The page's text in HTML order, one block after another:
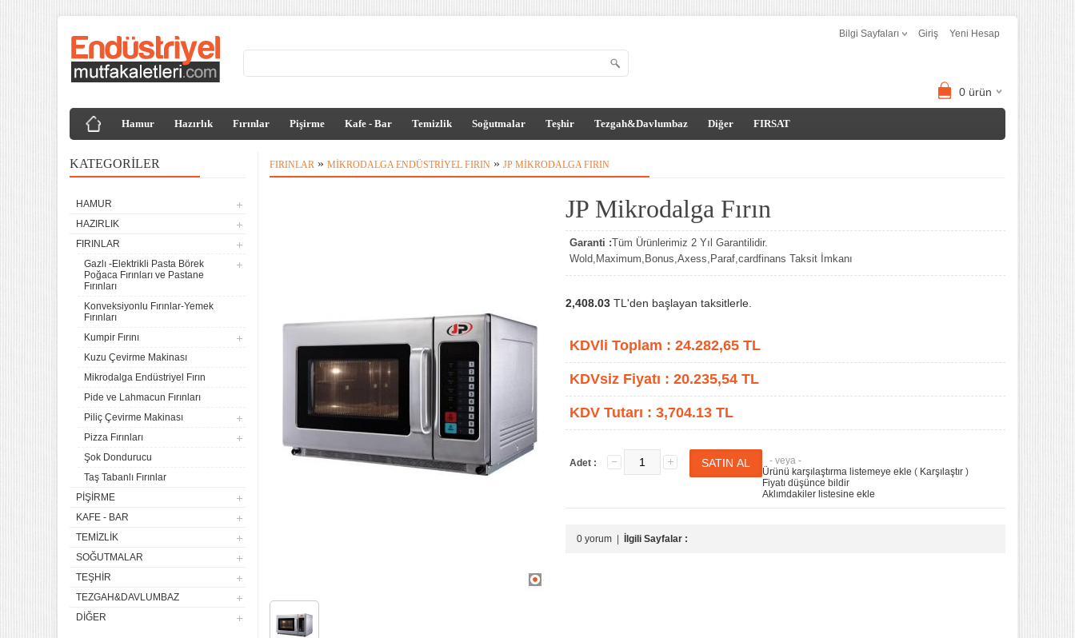
Bilgi Sayfaları Giriş Yeni Hesap
0 ürün
Hamur Hazırlık Fırınlar Pişirme Kafe - Bar Temizlik Soğutmalar Teşhir Tezgah&Davlumbaz Diğer FIRSAT
KATEGORILER
HAMUR
HAZIRLIK
FIRINLAR
Gazlı -Elektrikli Pasta Börek
Poğaca Fırınları ve Pastane
Fırınları
Konveksiyonlu Fırınlar-Yemek
Fırınları
Kumpir Fırını
Kuzu Çevirme Makinası
Mikrodalga Endüstriyel Fırın
Pide ve Lahmacun Fırınları
Piliç Çevirme Makinası
Pizza Fırınları
Şok Dondurucu
Taş Tabanlı Fırınlar
PIŞIRME
KAFE - BAR
TEMIZLIK
SOĞUTMALAR
TEŞHIR
TEZGAH&DAVLUMBAZ
DIĞER
FIRINLAR » MIKRODALGA ENDÜSTRIYEL FIRIN » JP MIKRODALGA FIRIN
JP Mikrodalga Fırın
Garanti :Tüm Ürünlerimiz 2 Yıl Garantilidir.
Wold,Maximum,Bonus,Axess,Paraf,cardfinans Taksit İmkanı
2,408.03 TL'den başlayan taksitlerle.
KDVli Toplam : 24.282,65 TL
KDVsiz Fiyatı : 20.235,54 TL
KDV Tutarı : 3,704.13 TL
Adet :
- veya -
Ürünü karşılaştırma listemeye ekle ( Karşılaştır )
Fiyatı düşünce bildir
Aklımdakiler listesine ekle
0 yorum İlgili Sayfalar :